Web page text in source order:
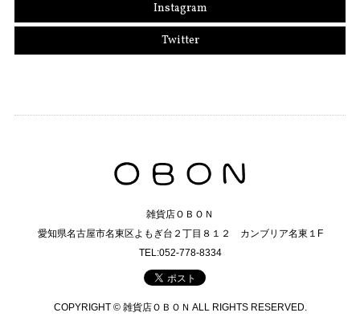
Instagram
Twitter
雑貨店ＯＢＯＮ
愛知県名古屋市名東区よもぎ台２丁目８１２ カンブリア名東１F
TEL:052-778-8334
COPYRIGHT © 雑貨店ＯＢＯＮ ALL RIGHTS RESERVED.